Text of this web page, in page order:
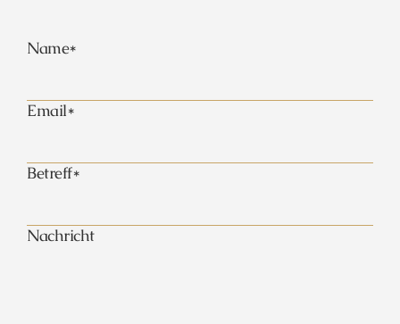
Name*
Email*
Betreff*
Nachricht